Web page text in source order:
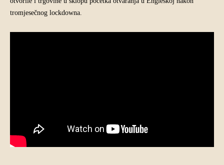
tromjesečnog lockdowna.